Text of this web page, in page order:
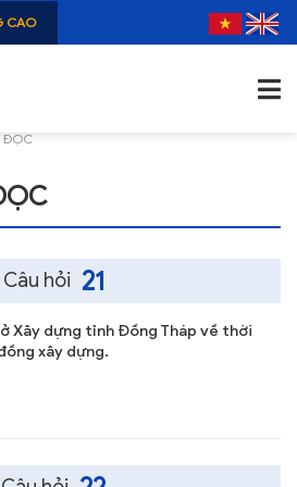
CAO
ĐỌC
Câu hỏi 21
Xây dựng tỉnh Đồng Tháp về thời
xây dựng.